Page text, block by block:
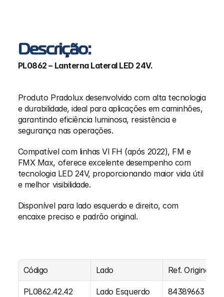
Descrição:
PL0862 – Lanterna Lateral LED 24V.
Produto Pradolux desenvolvido com alta tecnologia
e durabilidade, ideal para aplicações em caminhões,
garantindo eficiência luminosa, resistência e
segurança nas operações.
Compatível com linhas Vl FH (após 2022), FM e
FMX Max, oferece excelente desempenho com
tecnologia LED 24V, proporcionando maior vida útil
e melhor visibilidade.
Disponível para lado esquerdo e direito, com
encaixe preciso e padrão original.
Código Lado Ref. Original
PL0862.42.42 Lado Esquerdo
84389663 /